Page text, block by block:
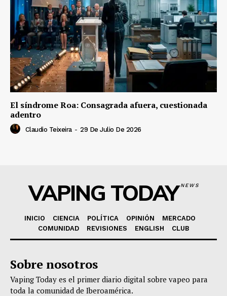
El síndrome Roa: Consagrada afuera, cuestionada
adentro
Claudio Teixeira - 29 De Julio De 2026
VAPING TODAYNEWS
INICIO CIENCIA POLÍTICA OPINIÓN
MERCADO
COMUNIDAD
REVISIONES ENGLISH CLUB
Sobre nosotros
Vaping Today es el primer diario digital sobre vapeo para
toda la comunidad de Iberoamérica.